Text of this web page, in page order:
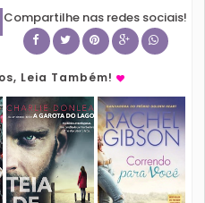
Compartilhe nas redes sociais!
Leia Também!